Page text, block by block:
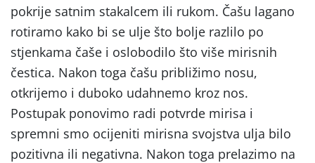
pokrije satnim stakalcem ili rukom. Čašu lagano
rotiramo kako bi se ulje što bolje razlilo po
stjenkama čaše i oslobodilo što više mirisnih
čestica. Nakon toga čašu približimo nosu,
otkrijemo i duboko udahnemo kroz nos.
Postupak ponovimo radi potvrde mirisa i
spremni smo ocijeniti mirisna svojstva ulja bilo
pozitivna ili negativna. Nakon toga prelazimo na